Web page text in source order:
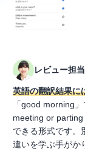
レビュー担
英語の翻訳結果に
「good morning
meeting or
できる形式です。
違いを学ぶ手がか